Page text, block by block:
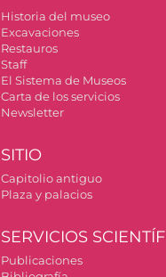
Historia del museo
Excavaciones
Restauros
Staff
El Sistema de Museos
Carta de los servicios
Newsletter
SITIO
Capitolio antiguo
Plaza y palacios
SERVICIOS
Publicaciones